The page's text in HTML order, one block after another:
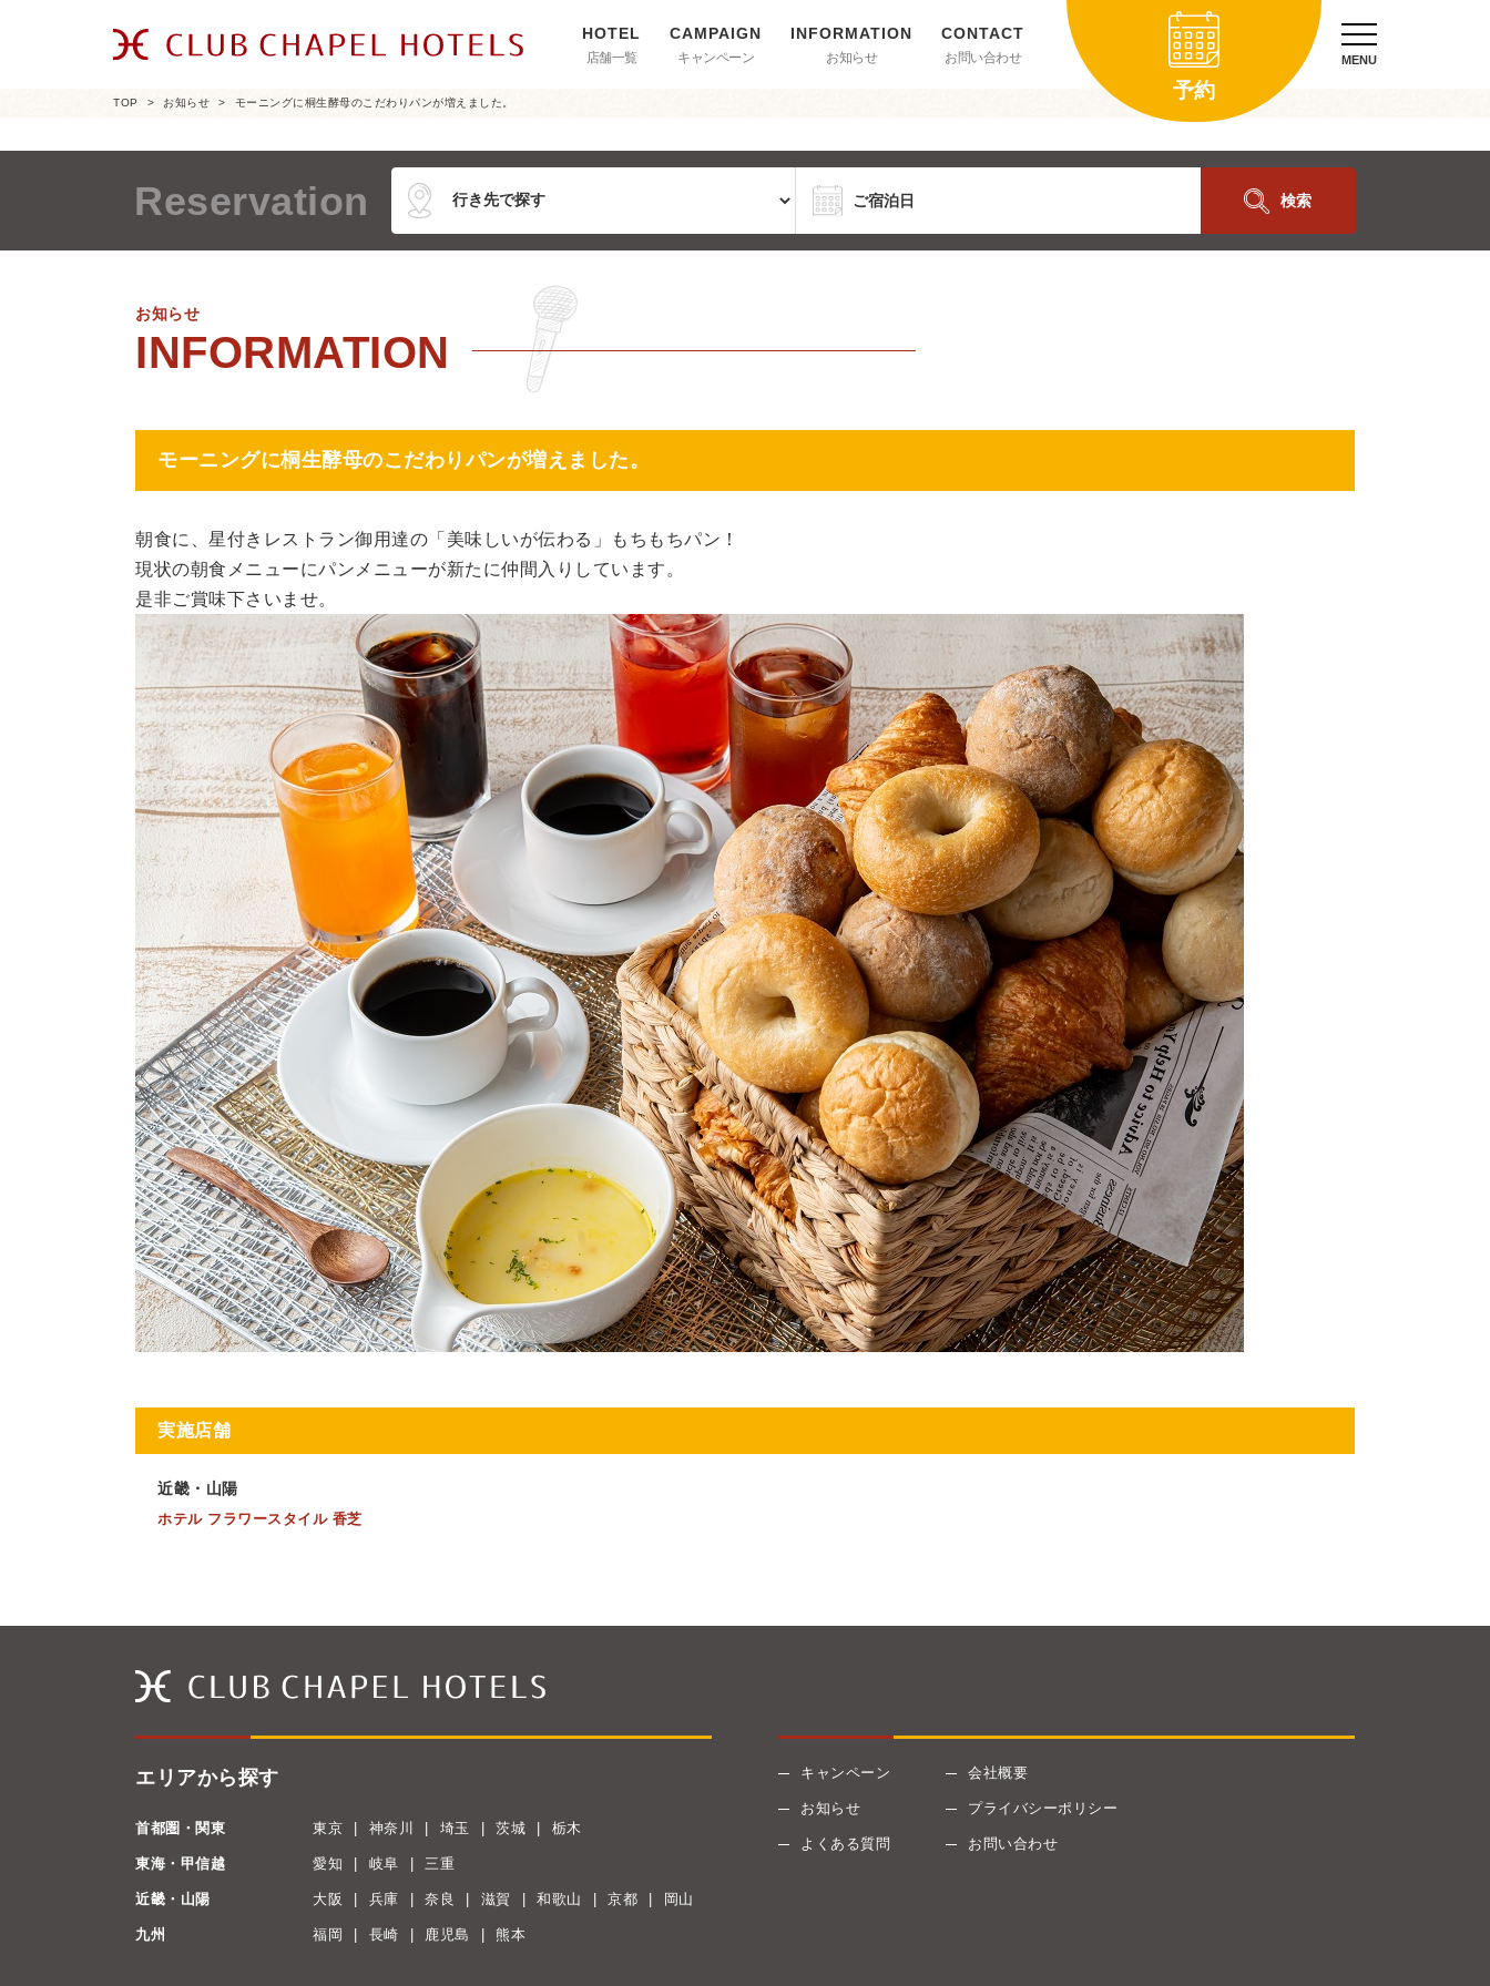
店舗一覧 キャンペーン お知らせ お問い合わせ
予約
MENU
TOP お知らせ モーニングに桐生酵母のこだわりパンが増えました。
Reservation 検索
お知らせ
モーニングに桐生酵母のこだわりパンが増えました。
朝食に、星付きレストラン御用達の「美味しいが伝わる」もちもちパン！
現状の朝食メニューにパンメニューが新たに仲間入りしています。
是非ご賞味下さいませ。
実施店舗
近畿・山陽
ホテル フラワースタイル 香芝
エリアから探す
首都圏・関東 東京 神奈川 埼玉 茨城 栃木
東海・甲信越 愛知 岐阜 三重
近畿・山陽 大阪 兵庫 奈良 滋賀 和歌山 京都 岡山
九州 福岡 長崎 鹿児島 熊本
キャンペーン
お知らせ
よくある質問
会社概要
プライバシーポリシー
お問い合わせ